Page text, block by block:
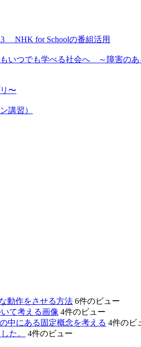
NHK for Schoolの番組活用
いつでも学べる社会へ ～障害の
〜
講習）
動作をさせる方法 6件のビュー
て考える画像 4件のビュー
中にある固定概念を考える 4件のビ
た。
4件のビュー